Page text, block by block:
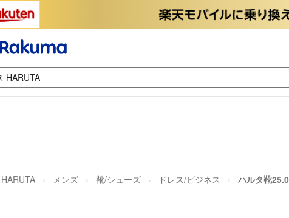
HARUTA メンズ 靴/シューズ ドレス/ビジネス ハルタ靴